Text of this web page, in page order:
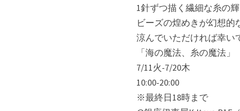
1針ずつ描く繊細な糸の輝
ビーズの煌めきが幻想的
涼んでいただければ幸い
「海の魔法、糸の魔法」
7/11火-7/20木
10:00-20:00
※最終日18時まで